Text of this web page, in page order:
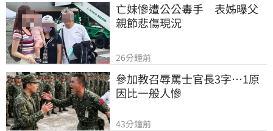
亡妹慘遭公公毒手　表姊曝父
親節悲傷現況
26分鐘前
參加教召辱罵士官長3字…1原
因比一般人慘
43分鐘前